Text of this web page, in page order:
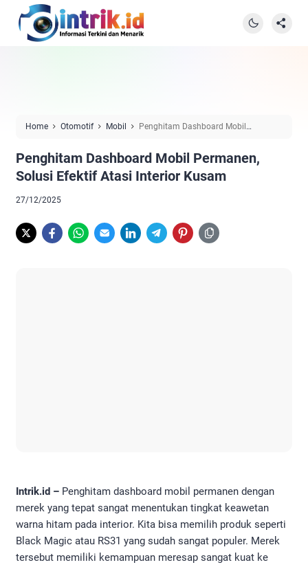
Home Otomotif Mobil
Penghitam Dashboard Mobil
Penghitam Dashboard Mobil Permanen,
Solusi Efektif Atasi Interior Kusam
27/12/2025
Intrik.id – Penghitam dashboard mobil permanen dengan
merek yang tepat sangat menentukan tingkat keawetan
warna hitam pada interior. Kita bisa memilih produk seperti
Black Magic atau RS31 yang sudah sangat populer. Merek
tersebut memiliki kemampuan meresap sangat kuat ke